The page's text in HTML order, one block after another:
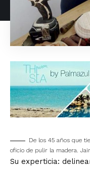
De los 45 años que
oficio de pulir la madera.
Su experticia: